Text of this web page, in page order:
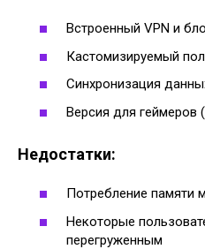
Встроенный VPN и
Кастомизируемый
Синхронизация
Версия для геймеров
Недостатки:
Потребление памяти
Некоторые
перегруженным